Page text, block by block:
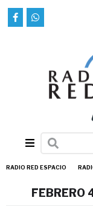
RADIO RED ESPACIO
FEBRERO